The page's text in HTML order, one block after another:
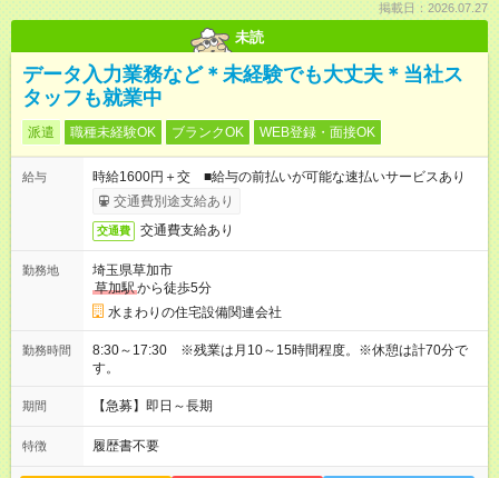
掲載日：2026.07.27
未読
データ入力業務など＊未経験でも大丈夫＊当社ス
タッフも就業中
派遣 職種未経験OK ブランクOK WEB登録・面接OK
給与
時給1600円＋交 ■給与の前払いが可能な速払いサービスあり
交通費別途支給あり
交通費 交通費支給あり
勤務地
埼玉県草加市
草加駅から徒歩5分
水まわりの住宅設備関連会社
勤務時間
8:30～17:30 ※残業は月10～15時間程度。※休憩は計70分で
す。
期間 【急募】即日～長期
特徴 履歴書不要